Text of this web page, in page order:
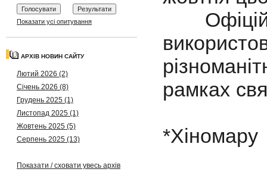
Показати усі опитування
АРХІВ НОВИН САЙТУ
Лютий 2026 (2)
Січень 2026 (8)
Грудень 2025 (1)
Листопад 2025 (1)
Жовтень 2025 (5)
Серпень 2025 (13)
Показати / сховати увесь архів
рамках
*Хіномару